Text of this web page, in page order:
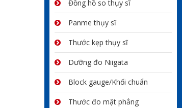
Đồng hồ so thụy sĩ
Panme thụy sĩ
Thước kẹp thụy sĩ
Dưỡng đo Niigata
Block gauge/Khối chuẩn
Thước đo mặt phẳng